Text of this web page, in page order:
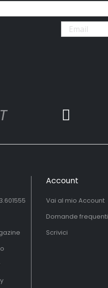
Account
Vai al mio Account
Domande frequenti
Scrivici